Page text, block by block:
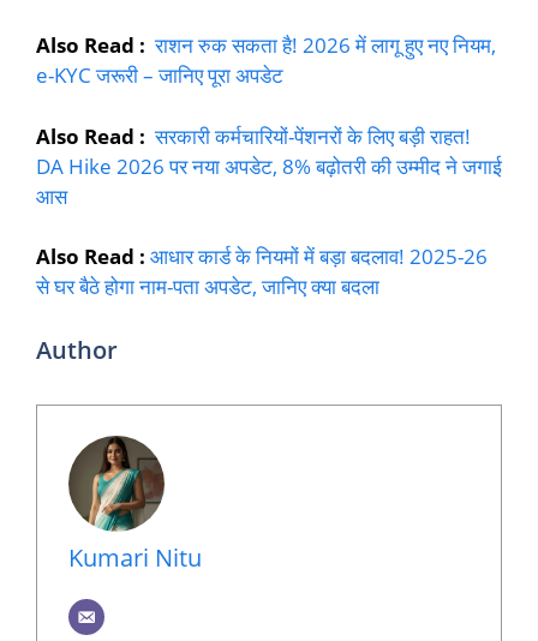
Also Read : राशन रुक सकता है! 2026 में लागू हुए नए नियम,
e-KYC जरूरी – जानिए पूरा अपडेट
Also Read : सरकारी कर्मचारियों-पेंशनरों के लिए बड़ी राहत!
DA Hike 2026 पर नया अपडेट, 8% बढ़ोतरी की उम्मीद ने जगाई
आस
Also Read : आधार कार्ड के नियमों में बड़ा बदलाव! 2025-26
से घर बैठे होगा नाम-पता अपडेट, जानिए क्या बदला
Author
Kumari Nitu